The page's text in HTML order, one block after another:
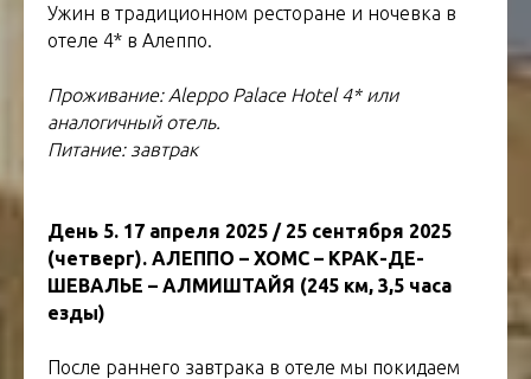
Ужин в традиционном ресторане и ночевка в
отеле 4* в Алеппо.
Проживание: Aleppo Palace Hotel 4* или
аналогичный отель.
Питание: завтрак
День 5. 17 апреля 2025 / 25 сентября 2025
(четверг). АЛЕППО – ХОМС – КРАК-ДЕ-
ШЕВАЛЬЕ – АЛМИШТАЙЯ (245 км, 3,5 часа
езды)
После раннего завтрака в отеле мы покидаем